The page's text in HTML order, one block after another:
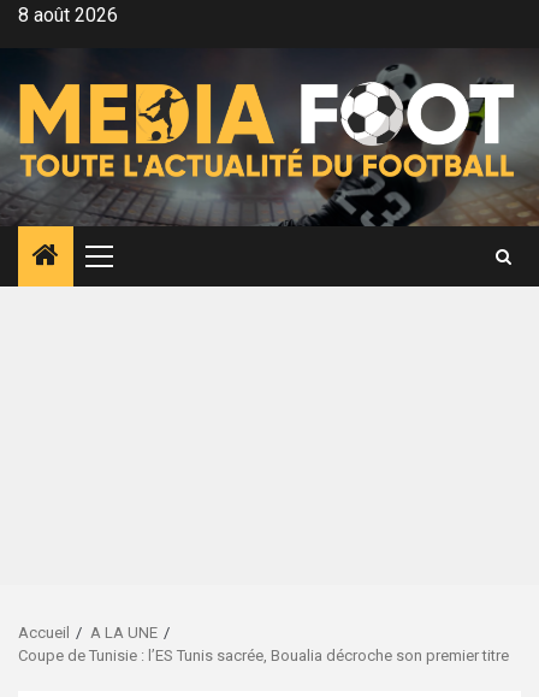
Aller8 août 2026
Menu
principal
Accueil
A LA UNE
Coupe de Tunisie : l’ES Tunis sacrée, Boualia décroche son premier titre